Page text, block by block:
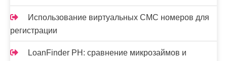
Использование виртуальных СМС номеров для
регистрации
LoanFinder PH: сравнение микрозаймов и